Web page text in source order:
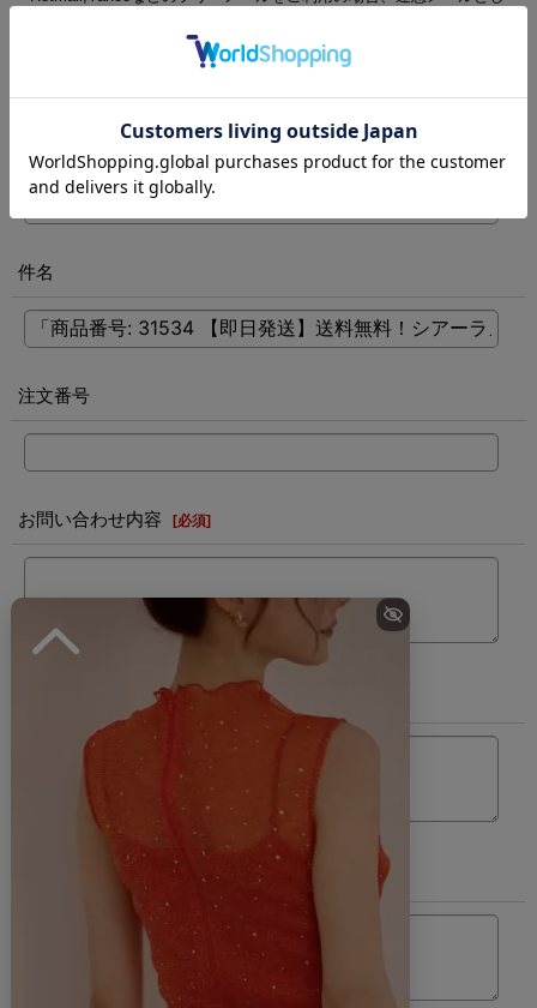
件名
注文番号
お問い合わせ内容 [必須]